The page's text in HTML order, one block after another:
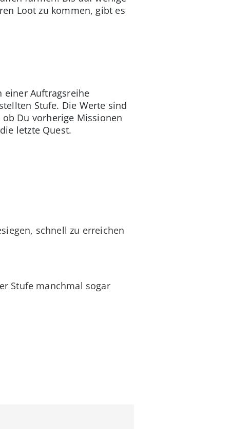
Loot zu kommen, gibt es
einer Auftragsreihe
Stufe. Die Werte sind
Du vorherige Missionen
letzte Quest.
schnell zu erreichen
Stufe manchmal sogar